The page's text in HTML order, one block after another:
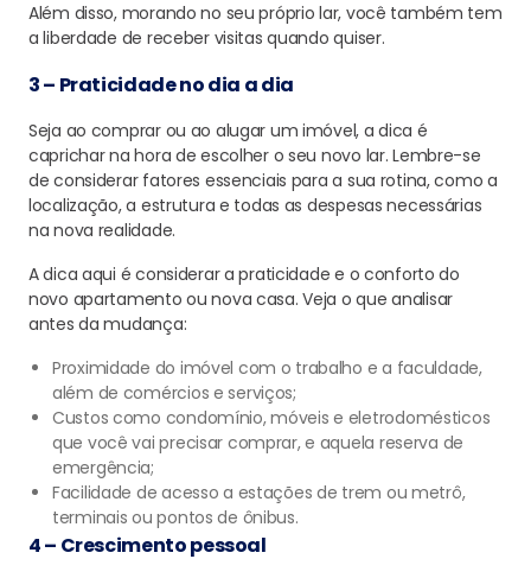
Além disso, morando no seu próprio lar, você também tem
a liberdade de receber visitas quando quiser.
3 – Praticidade no dia a dia
Seja ao comprar ou ao alugar um imóvel, a dica é
caprichar na hora de escolher o seu novo lar. Lembre-se
de considerar fatores essenciais para a sua rotina, como a
localização, a estrutura e todas as despesas necessárias
na nova realidade.
A dica aqui é considerar a praticidade e o conforto do
novo apartamento ou nova casa. Veja o que analisar
antes da mudança:
Proximidade do imóvel com o trabalho e a faculdade,
além de comércios e serviços;
Custos como condomínio, móveis e eletrodomésticos
que você vai precisar comprar, e aquela reserva de
emergência;
Facilidade de acesso a estações de trem ou metrô,
terminais ou pontos de ônibus.
4 – Crescimento pessoal